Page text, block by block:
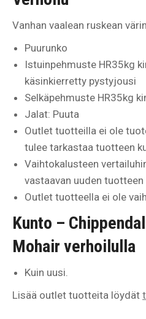
Vanhan vaalean ruskean
Puurunko
Istuinpehmuste HR35kg
käsinkierretty pystyjousi
Selkäpehmuste HR35kg
Jalat: Puuta
Outlet tuotteilla ei ole
tulee tarkastaa tuotteen
Vaihtokalusteen
vastaavan uuden tuotteen
Outlet tuotteella ei ole
Kunto –
Mohair verhoilulla
Kuin uusi.
Lisää outlet tuotteita löydät